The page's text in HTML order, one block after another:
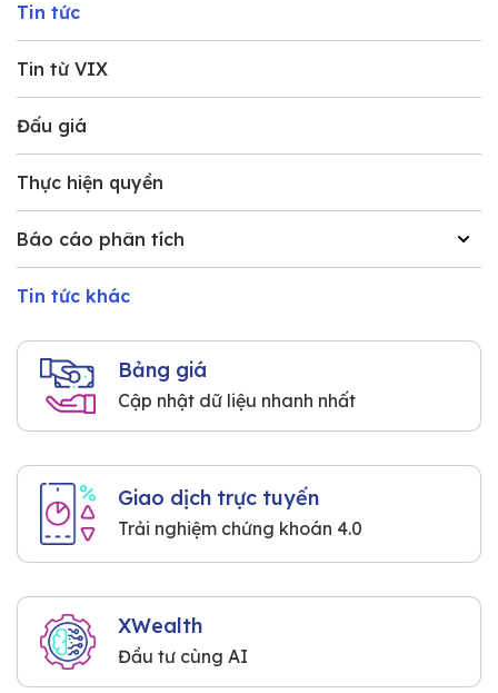
Tin tức
Tin từ VIX
Đấu giá
Thực hiện quyền
Báo cáo phân tích
Tin tức khác
Bảng giá
Cập nhật dữ liệu nhanh nhất
Giao dịch trực tuyến
Trải nghiệm chứng khoán 4.0
XWealth
Đầu tư cùng AI